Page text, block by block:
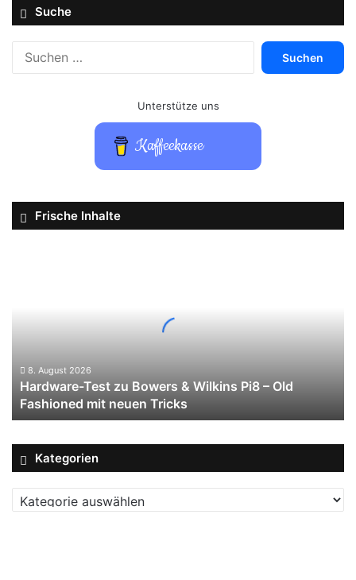
Suche
Suchen
nach:
Unterstütze uns
Kaffeekasse
Frische Inhalte
Old
Fashioned
mit
Tricks
8. August 2026
Hardware-Test zu Bowers & Wilkins Pi8 – Old
Fashioned mit neuen Tricks
Kategorien
Kategorien